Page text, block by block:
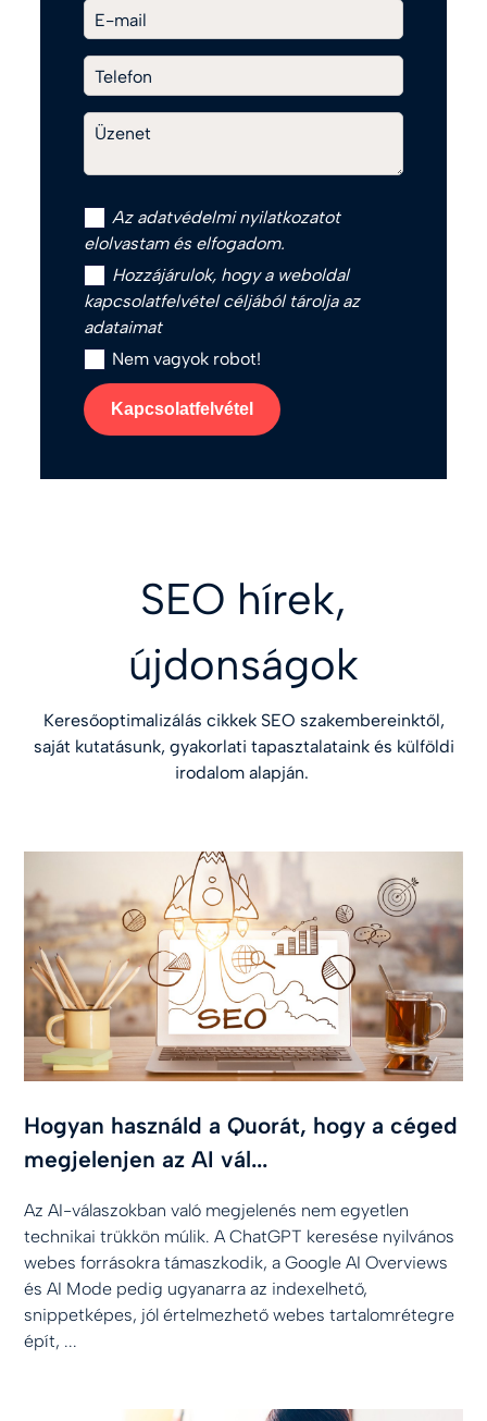
E-mail
Telefon
Üzenet
Az adatvédelmi nyilatkozatot
elolvastam és elfogadom.
Hozzájárulok, hogy a weboldal
kapcsolatfelvétel céljából tárolja az
adataimat
Nem vagyok robot!
Kapcsolatfelvétel
SEO hírek,
újdonságok
Keresőoptimalizálás cikkek SEO szakembereinktől,
saját kutatásunk, gyakorlati tapasztalataink és külföldi
irodalom alapján.
Hogyan használd a Quorát, hogy a céged
megjelenjen az AI vál...
Az AI-válaszokban való megjelenés nem egyetlen
technikai trükkön múlik. A ChatGPT keresése nyilvános
webes forrásokra támaszkodik, a Google AI Overviews
és AI Mode pedig ugyanarra az indexelhető,
snippetképes, jól értelmezhető webes tartalomrétegre
épít, ...